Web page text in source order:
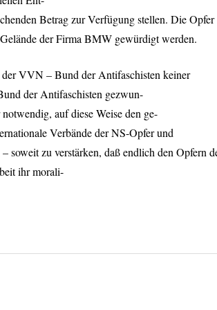
Betrag zur Verfügung stellen. Die Opfer
der Firma BMW gewürdigt werden.
derVVN– Bund der Antifaschisten keiner
der Antifaschisten gezwun-
auf diese Weise den ge-
Verbände der NS-Opfer und
soweit zu verstärken, daß endlich den Opfern
ihr morali-